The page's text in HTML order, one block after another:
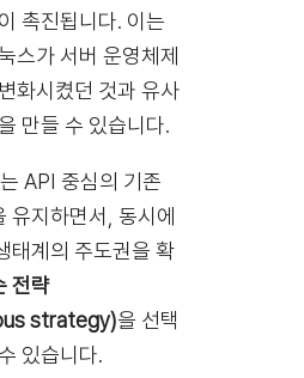
촉진됩니다. 이는
스가 서버 운영체제
화시켰던 것과 유사
만들 수 있습니다.
API 중심의 기존
유지하면서, 동시에
태계의 주도권을 확
전략
strategy)을 선택
있습니다.